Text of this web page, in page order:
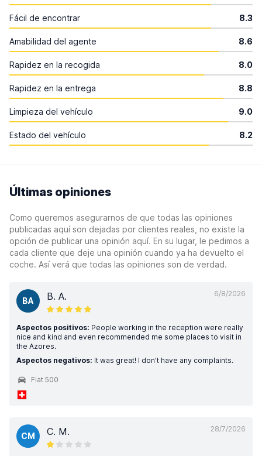
Fácil de encontrar 8.3
Amabilidad del agente 8.6
Rapidez en la recogida 8.0
Rapidez en la entrega 8.8
Limpieza del vehículo 9.0
Estado del vehículo 8.2
Últimas opiniones
Como queremos asegurarnos de que todas las opiniones
publicadas aquí son dejadas por clientes reales, no existe la
opción de publicar una opinión aquí. En su lugar, le pedimos a
cada cliente que deje una opinión cuando ya ha devuelto el
coche. Así verá que todas las opiniones son de verdad.
6/8/2026
BA B. A.
Aspectos positivos: People working in the reception were really
nice and kind and even recommended me some places to visit in
the Azores.
Aspectos negativos: It was great! I don't have any complaints.
Fiat 500
28/7/2026
CM C. M.